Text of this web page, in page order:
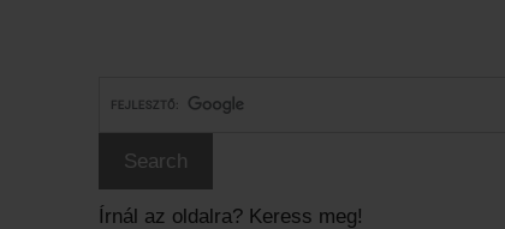
Írnál az oldalra? Keress meg!